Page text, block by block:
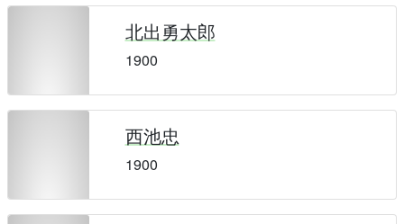
北出勇太郎
1900
西池忠
1900